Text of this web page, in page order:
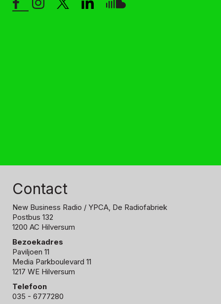
Contact
New Business Radio / YPCA, De Radiofabriek
Postbus 132
1200 AC Hilversum
Bezoekadres
Paviljoen 11
Media Parkboulevard 11
1217 WE Hilversum
Telefoon
035 - 6777280